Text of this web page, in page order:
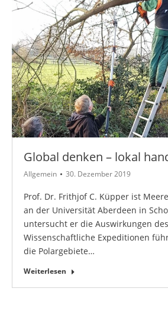
Global denken – lokal
Allgemein 30. Dezember 2019
Prof. Dr. Frithjof C. Küpper ist
an der Universität Aberdeen in
untersucht er die Auswirkungen
Wissenschaftliche Expeditionen
die Polargebiete…
Weiterlesen